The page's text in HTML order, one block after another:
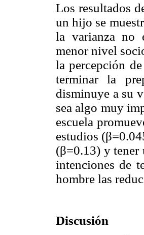
Los resultados
un hijo se
la varianza no
menor nivel
la percepción
terminar la
disminuye a su
sea algo muy
escuela
estudios
(β=0.13) y tener
intenciones de
hombre las
Discusión